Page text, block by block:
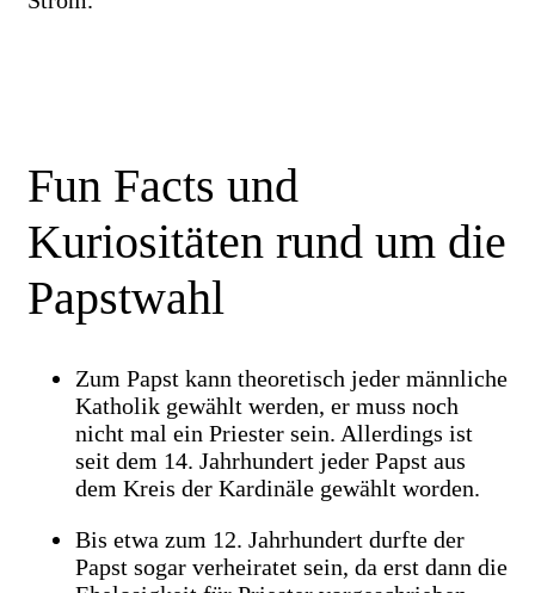
Fun Facts und
Kuriositäten rund um die
Papstwahl
Zum Papst kann theoretisch jeder männliche
Katholik gewählt werden, er muss noch
nicht mal ein Priester sein. Allerdings ist
seit dem 14. Jahrhundert jeder Papst aus
dem Kreis der Kardinäle gewählt worden.
Bis etwa zum 12. Jahrhundert durfte der
Papst sogar verheiratet sein, da erst dann die